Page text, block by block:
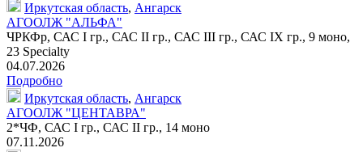
Иркутская область, Ангарск
АГООЛЖ "АЛЬФА"
ЧРКФр, САС I гр., САС II гр., САС III гр., САС IX гр., 9 моно,
23 Specialty
04.07.2026
Подробно
Иркутская область, Ангарск
АГООЛЖ "ЦЕНТАВРА"
2*ЧФ, САС I гр., САС II гр., 14 моно
07.11.2026